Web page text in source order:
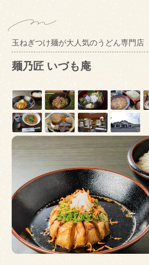
絞り込み検索
トピックス
玉ねぎつけ麺が大人気のうどん専門店
麺乃匠 いづも庵
淡路市
ペットOK 駐車
モーニング ランチ
キャッシュレス対応 クレ
ご当地食材使用 ディ
グルメカテゴリー
BAR BBQ
中華料理・ラーメン
イタ